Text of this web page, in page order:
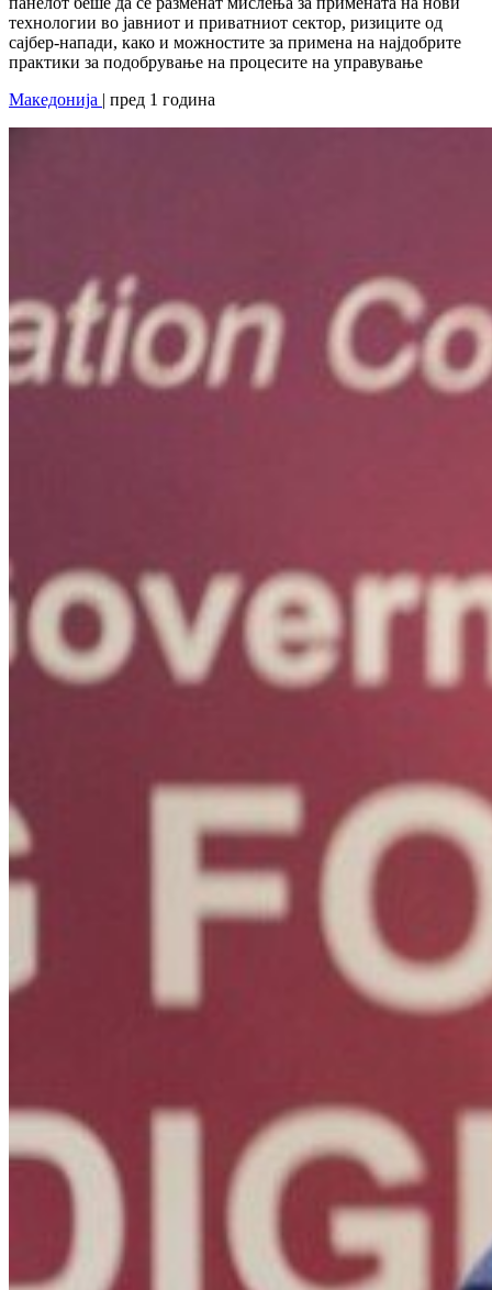
технологии во јавниот и приватниот сектор, ризиците од
сајбер-напади, како и можностите за примена на најдобрите
практики за подобрување на процесите на управување
Македонија | пред 1 година